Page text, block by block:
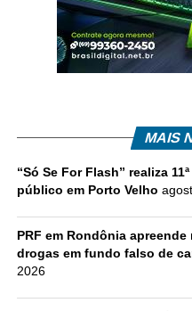
MAIS
“Só Se For Flash” realiza
público em Porto Velho
PRF em Rondônia
drogas em fundo falso de
2026